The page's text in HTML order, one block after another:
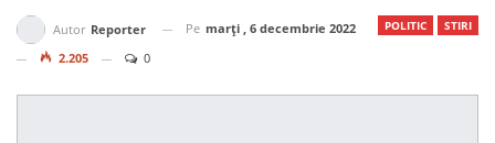
POLITIC STIRI
Autor Reporter Pe marți , 6 decembrie 2022
2.205
0